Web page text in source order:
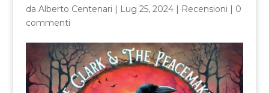
da Alberto Centenari | Lug 25, 2024| Recensioni | 0
commenti